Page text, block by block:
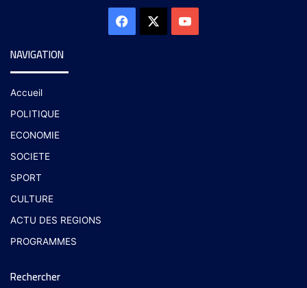
NAVIGATION
Accueil
POLITIQUE
ECONOMIE
SOCIETE
SPORT
CULTURE
ACTU DES REGIONS
PROGRAMMES
Rechercher